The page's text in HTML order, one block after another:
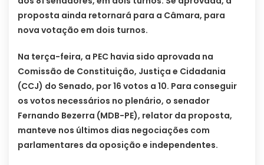
proposta ainda retornará para a Câmara, para
nova votação em dois turnos.
Na terça-feira, a PEC havia sido aprovada na
Comissão de Constituição, Justiça e Cidadania
(CCJ) do Senado, por 16 votos a 10. Para conseguir
os votos necessários no plenário, o senador
Fernando Bezerra (MDB-PE), relator da proposta,
manteve nos últimos dias negociações com
parlamentares da oposição e independentes.